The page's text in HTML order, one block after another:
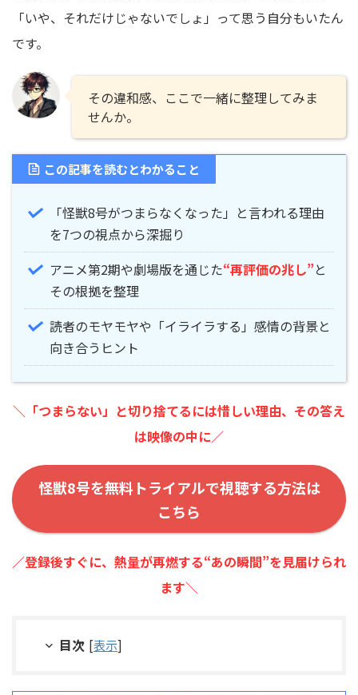
「いや、それだけじゃないでしょ」って思う自分もいたん
です。
その違和感、ここで一緒に整理してみま
せんか。
この記事を読むとわかること
「怪獣8号がつまらなくなった」と言われる理由
を7つの視点から深掘り
アニメ第2期や劇場版を通じた“再評価の兆し”と
その根拠を整理
読者のモヤモヤや「イライラする」感情の背景と
向き合うヒント
＼「つまらない」と切り捨てるには惜しい理由、その答え
は映像の中に／
怪獣8号を無料トライアルで視聴する方法は
こちら
／登録後すぐに、熱量が再燃する“あの瞬間”を見届けられ
ます＼
目次 [表示]